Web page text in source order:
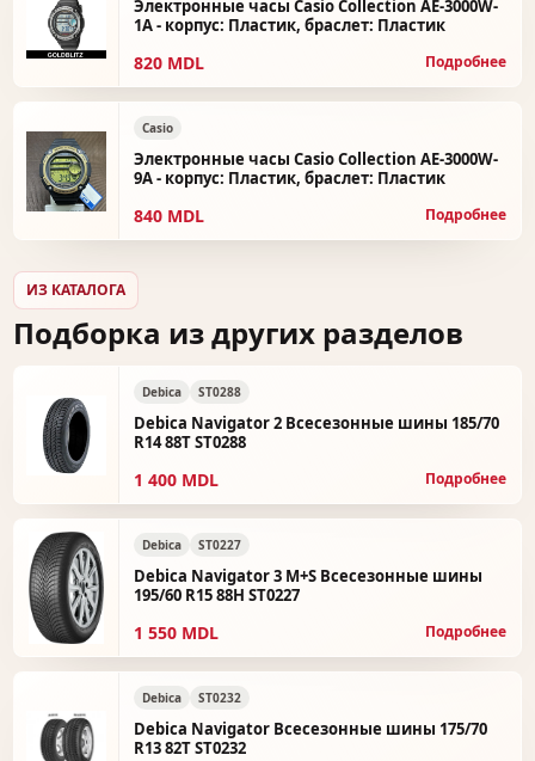
Электронные часы Casio Collection AE-3000W-
1A - корпус: Пластик, браслет: Пластик
820 MDL Подробнее
Casio
Электронные часы Casio Collection AE-3000W-
9A - корпус: Пластик, браслет: Пластик
840 MDL Подробнее
ИЗ КАТАЛОГА
Подборка из других разделов
Debica ST0288
Debica Navigator 2 Всесезонные шины 185/70
R14 88T ST0288
1 400 MDL Подробнее
Debica ST0227
Debica Navigator 3 M+S Всесезонные шины
195/60 R15 88H ST0227
1 550 MDL Подробнее
Debica ST0232
Debica Navigator Всесезонные шины 175/70
R13 82T ST0232